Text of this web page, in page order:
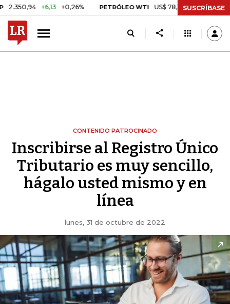
+6,13 +0,26% PETRÓLEO WTI US$ 78,18 US$ 0,17 +0,22%
SUSCRÍBASE
CONTENIDO PATROCINADO
Inscribirse al Registro Único
Tributario es muy sencillo,
hágalo usted mismo y en
línea
lunes, 31 de octubre de 2022